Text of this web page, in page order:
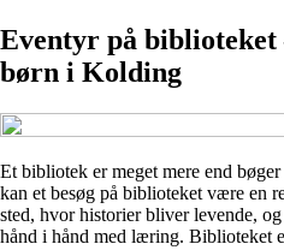
Eventyr på biblioteket
børn i Kolding
Et bibliotek er meget mere end
kan et besøg på biblioteket være en
sted, hvor historier bliver levende,
hånd i hånd med læring. Biblioteket